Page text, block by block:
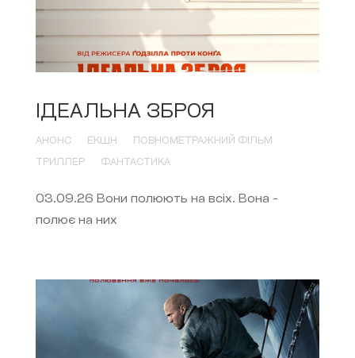
ІДЕАЛЬНА ЗБРОЯ
АНОНС ЕКШН ПОВНОМЕТРАЖНИЙ ФІЛЬМ
ТРИЛЛЕР ФАНТАСТИКА
03.09.26 Вони полюють на всіх. Вона -
полює на них